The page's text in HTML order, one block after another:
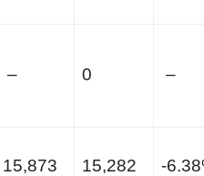
– 0 –
15,873 15,282 -